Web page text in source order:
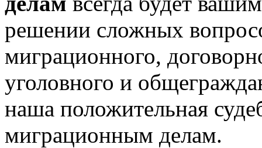
решении сложных
миграционного,
уголовного и
наша положительная
миграционным делам.